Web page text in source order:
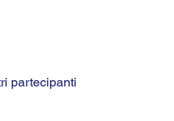
partecipanti